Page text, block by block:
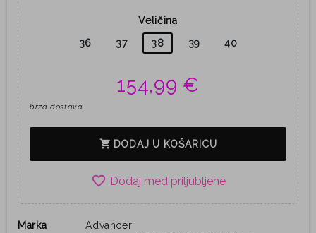
Veličina
36
37 38 39 40
154,99 €
brza dostava
shopping_cart DODAJ U KOŠARICU
favorite_border
Marka
Advancer